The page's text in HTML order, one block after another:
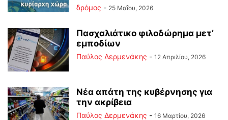
δρόμος - 25 Μαΐου, 2026
Πασχαλιάτικο φιλοδώρημα μετ’
εμποδίων
Παύλος Δερμενάκης - 12 Απριλίου, 2026
Νέα απάτη της κυβέρνησης για
την ακρίβεια
Παύλος Δερμενάκης - 16 Μαρτίου, 2026